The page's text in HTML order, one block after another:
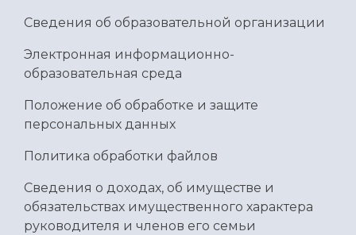
Сведения об образовательной организации
Электронная информационно-
образовательная среда
Положение об обработке и защите
персональных данных
Политика обработки файлов
Сведения о доходах, об имуществе и
обязательствах имущественного характера
руководителя и членов его семьи